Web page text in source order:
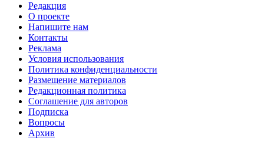
Редакция
О проекте
Напишите нам
Контакты
Реклама
Условия использования
Политика конфиденциальности
Размещение материалов
Редакционная политика
Соглашение для авторов
Подписка
Вопросы
Архив